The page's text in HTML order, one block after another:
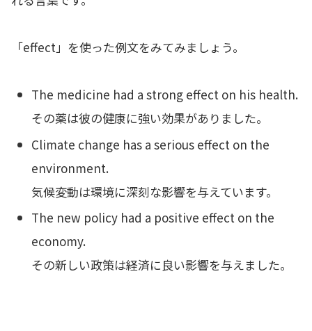
「effect」を使った例文をみてみましょう。
The medicine had a strong effect on his health.
その薬は彼の健康に強い効果がありました。
Climate change has a serious effect on the
environment.
気候変動は環境に深刻な影響を与えています。
The new policy had a positive effect on the
economy.
その新しい政策は経済に良い影響を与えました。